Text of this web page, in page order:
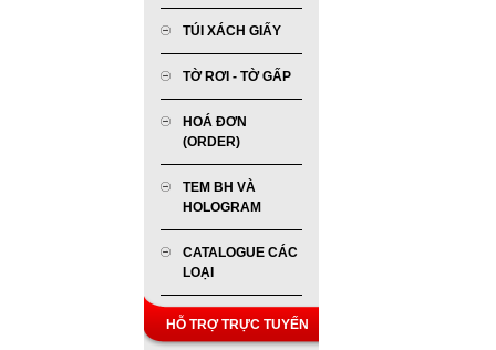
TÚI XÁCH GIẤY
TỜ RƠI - TỜ GẤP
HOÁ ĐƠN
(ORDER)
TEM BH VÀ
HOLOGRAM
CATALOGUE CÁC
LOẠI
HỖ TRỢ TRỰC TUYẾN